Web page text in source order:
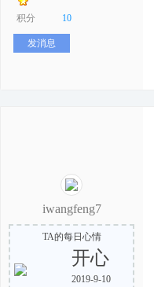
积分 10
发消息
iwangfeng7
TA的每日心情
开心
2019-9-10